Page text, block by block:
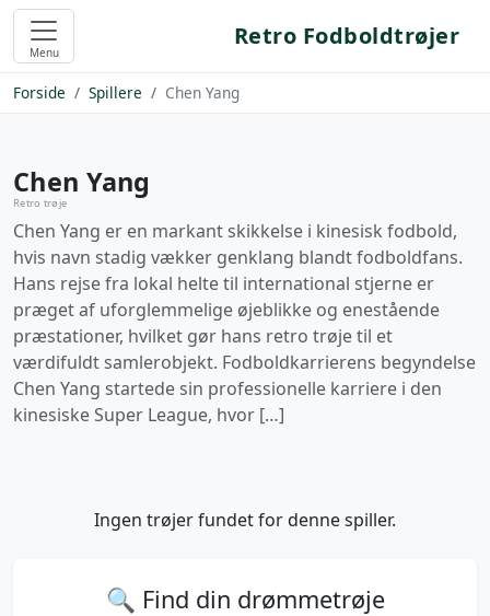
Menu
Retro Fodboldtrøjer
Forside Spillere Chen Yang
Chen Yang
Retro trøje
Chen Yang er en markant skikkelse i kinesisk fodbold,
hvis navn stadig vækker genklang blandt fodboldfans.
Hans rejse fra lokal helte til international stjerne er
præget af uforglemmelige øjeblikke og enestående
præstationer, hvilket gør hans retro trøje til et
værdifuldt samlerobjekt. Fodboldkarrierens begyndelse
Chen Yang startede sin professionelle karriere i den
kinesiske Super League, hvor […]
Ingen trøjer fundet for denne spiller.
🔍 Find din drømmetrøje